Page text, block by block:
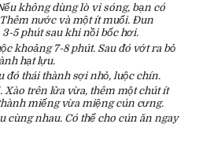
không dùng lò vi sóng, bạn có
nước và một ít muối. Đun
5 phút sau khi nồi bốc hơi.
khoảng 7-8 phút. Sau đó vớt ra bỏ
hạt lựu.
đó thái thành sợi nhỏ, luộc chín.
Xào trên lửa vừa, thêm một chút ít
miếng vừa miệng cún cưng.
cùng nhau. Có thể cho cún ăn ngay